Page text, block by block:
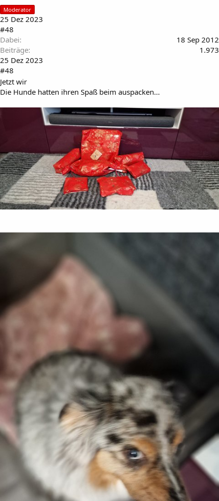
Moderator
25 Dez 2023
#48
Dabei
18 Sep 2012
Beiträge
1.973
25 Dez 2023
#48
Jetzt wir
Die Hunde hatten ihren Spaß beim auspacken...